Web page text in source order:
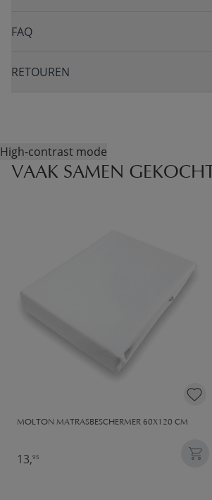
FAQ
RETOUREN
High-contrast mode
VAAK SAMEN GEKOCHT
MOLTON MATRASBESCHERMER​ 60X120 CM
13,95